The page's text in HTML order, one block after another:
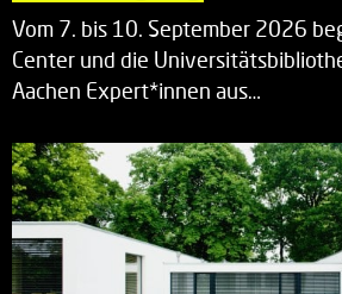
Vom 7. bis 10. September 2026
Center und die
Aachen Expert*innen aus…